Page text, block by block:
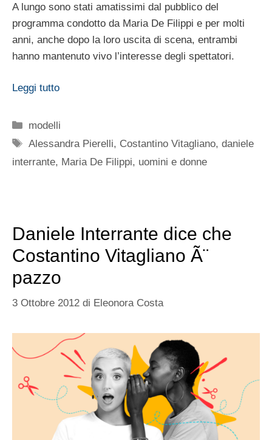
A lungo sono stati amatissimi dal pubblico del
programma condotto da Maria De Filippi e per molti
anni, anche dopo la loro uscita di scena, entrambi
hanno mantenuto vivo l’interesse degli spettatori.
Leggi tutto
Categorie
modelli
Tag
Alessandra Pierelli, Costantino Vitagliano,daniele
interrante, Maria De Filippi, uomini e donne
Daniele Interrante dice che
Costantino Vitagliano Ã¨
pazzo
3 Ottobre 2012 di Eleonora Costa